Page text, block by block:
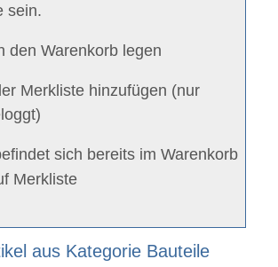
sein.
den Warenkorb legen
Merkliste hinzufügen (nur
sich bereits im Warenkorb
Merkliste
aus Kategorie Bauteile